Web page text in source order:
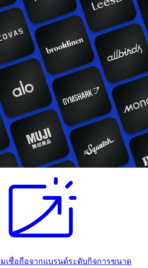
เชื่อถือจากแบรนด์ระดับกิจการขนาด